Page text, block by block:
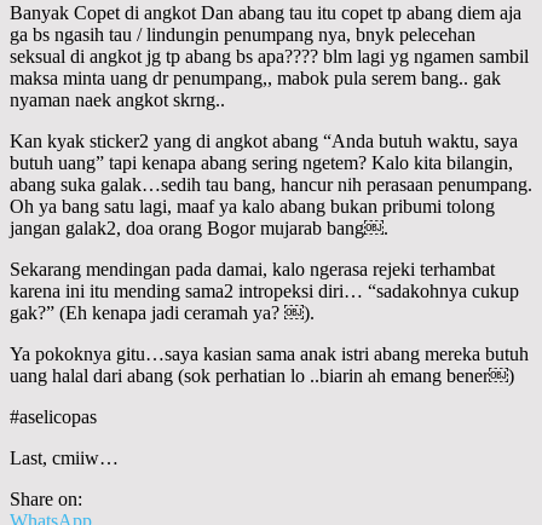
Banyak Copet di angkot Dan abang tau itu copet tp abang diem aja
ga bs ngasih tau / lindungin penumpang nya, bnyk pelecehan
seksual di angkot jg tp abang bs apa???? blm lagi yg ngamen sambil
maksa minta uang dr penumpang,, mabok pula serem bang.. gak
nyaman naek angkot skrng..
Kan kyak sticker2 yang di angkot abang “Anda butuh waktu, saya
butuh uang” tapi kenapa abang sering ngetem? Kalo kita bilangin,
abang suka galak…sedih tau bang, hancur nih perasaan penumpang.
Oh ya bang satu lagi, maaf ya kalo abang bukan pribumi tolong
jangan galak2, doa orang Bogor mujarab bang￼.
Sekarang mendingan pada damai, kalo ngerasa rejeki terhambat
karena ini itu mending sama2 intropeksi diri… “sadakohnya cukup
gak?” (Eh kenapa jadi ceramah ya? ￼).
Ya pokoknya gitu…saya kasian sama anak istri abang mereka butuh
uang halal dari abang (sok perhatian lo ..biarin ah emang bener￼)
#aselicopas
Last, cmiiw…
Share on:
WhatsApp